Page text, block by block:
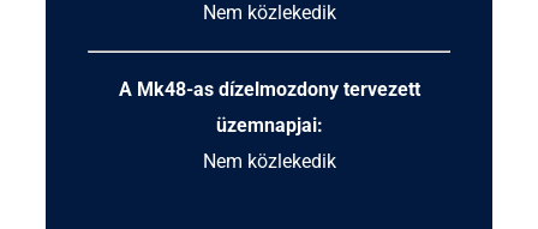
Nem közlekedik
A Mk48-as dízelmozdony tervezett
üzemnapjai:
Nem közlekedik